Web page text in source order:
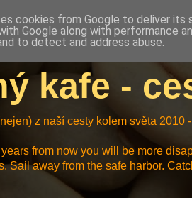
kafe -
z naší cesty kolem světa 2010
years from now you will be more
Sail away from the safe harbor.
cookies from Google to deliver its
Google along with performance
to detect and address abuse.